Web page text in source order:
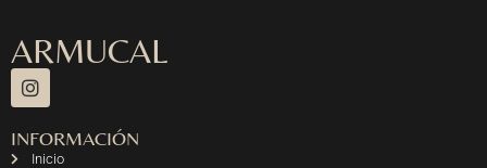
ARMUCAL
INFORMACIÓN
Inicio